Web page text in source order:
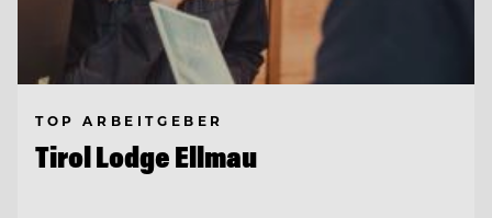
TOP ARBEITGEBER
Tirol Lodge Ellmau